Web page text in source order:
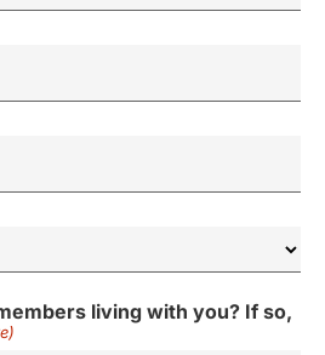
living with you? If so,